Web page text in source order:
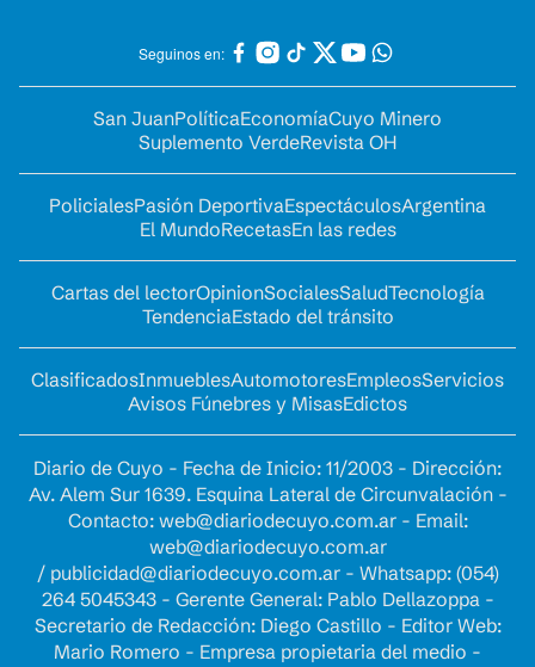
Seguinos en:
San JuanPolíticaEconomíaCuyo Minero
Suplemento VerdeRevista OH
PolicialesPasión DeportivaEspectáculosArgentina
El MundoRecetasEn las redes
Cartas del lectorOpinionSocialesSaludTecnología
TendenciaEstado del tránsito
ClasificadosInmueblesAutomotoresEmpleosServicios
Avisos Fúnebres y MisasEdictos
Diario de Cuyo - Fecha de Inicio: 11/2003 - Dirección:
Av. Alem Sur 1639. Esquina Lateral de Circunvalación -
Contacto: web@diariodecuyo.com.ar- Email:
web@diariodecuyo.com.ar
/ publicidad@diariodecuyo.com.ar- Whatsapp: (054)
264 5045343 - Gerente General: Pablo Dellazoppa -
Secretario de Redacción: Diego Castillo - Editor Web:
Mario Romero - Empresa propietaria del medio -